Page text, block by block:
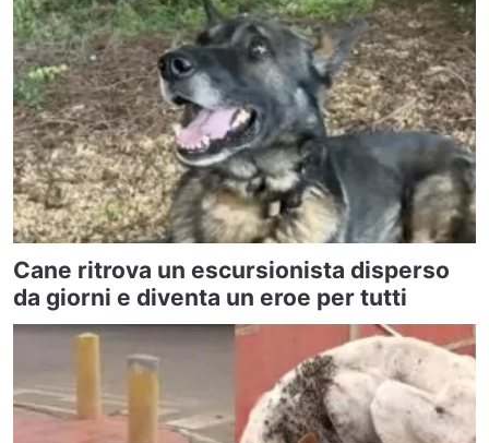
Cane ritrova un escursionista disperso
da giorni e diventa un eroe per tutti